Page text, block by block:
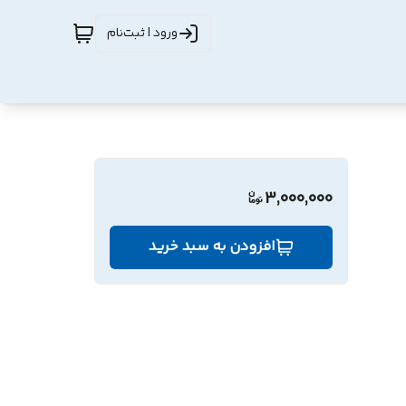
ورود | ثبت‌نام
3,000,000
افزودن به سبد خرید